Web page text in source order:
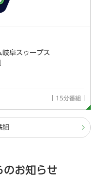
阜スゥープス
15分番組
組
のお知らせ